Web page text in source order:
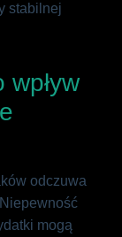
stabilnej
odczuwa
mogą